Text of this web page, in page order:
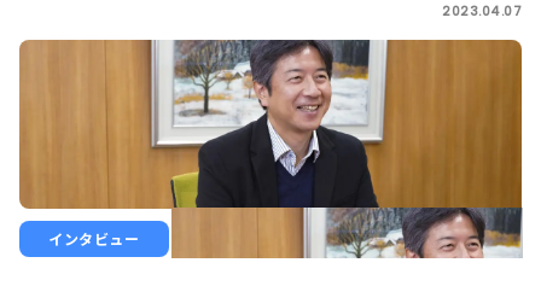
2023.04.07
インタビュー